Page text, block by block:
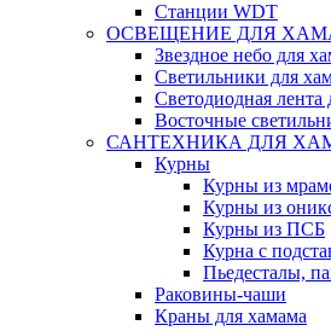
Станции WDT
ОСВЕЩЕНИЕ ДЛЯ
Звездное небо для
Светильники для
Светодиодная лента
Восточные
САНТЕХНИКА ДЛЯ
Курны
Курны из
Курны из
Курны из ПСБ
Курна с
Пьедесталы,
Раковины-чаши
Краны для хамама